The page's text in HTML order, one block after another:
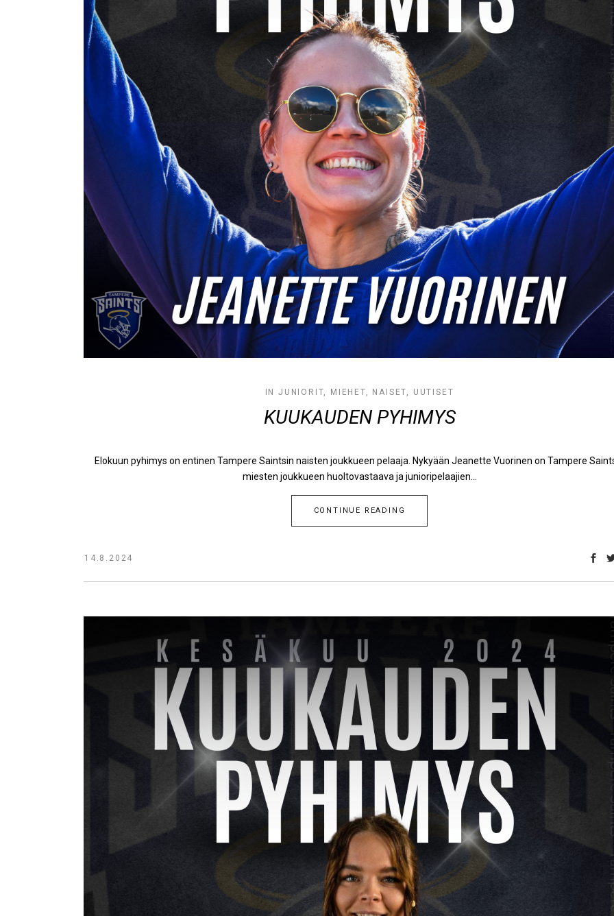
IN JUNIORIT, MIEHET, NAISET, UUTISET
KUUKAUDEN PYHIMYS
Elokuun pyhimys on entinen Tampere Saintsin naisten joukkueen pelaaja. Nykyään Jeanette Vuorinen on Tampere
miesten joukkueen huoltovastaava ja junioripelaajien...
CONTINUE READING
14.8.2024